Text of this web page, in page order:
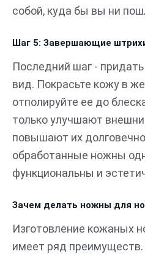
собой, куда бы вы ни
Шаг 5: Завершающие
Последний шаг -
вид. Покрасьте кожу в
отполируйте ее до
только улучшают
повышают их
обработанные ножны
функциональны и
Зачем делать ножны для
Изготовление кожаных
имеет ряд